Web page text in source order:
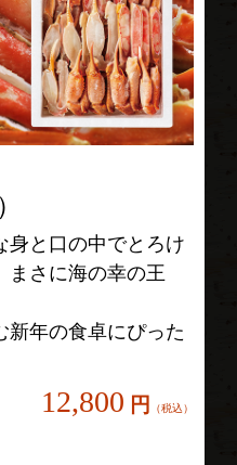
身と口の中でとろけ
まさに海の幸の王
新年の食卓にぴった
12,800 円 （税込）